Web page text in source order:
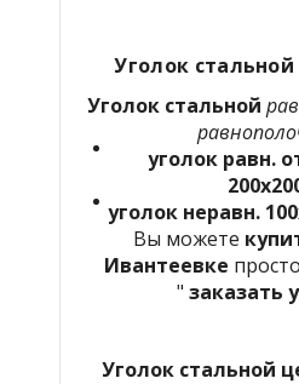
Уголок
Уголок стальной
уголок равн.
уголок неравн.
Вы можете
Ивантеевке
" заказать
Уголок стальной